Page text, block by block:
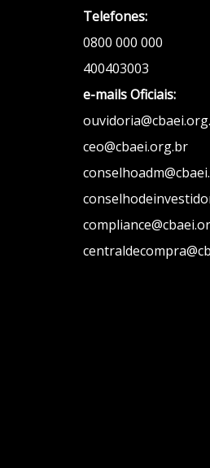
Telefones:
0800 000 000
400403003
e-mails Oficiais:
ceo@cbaei.org.br